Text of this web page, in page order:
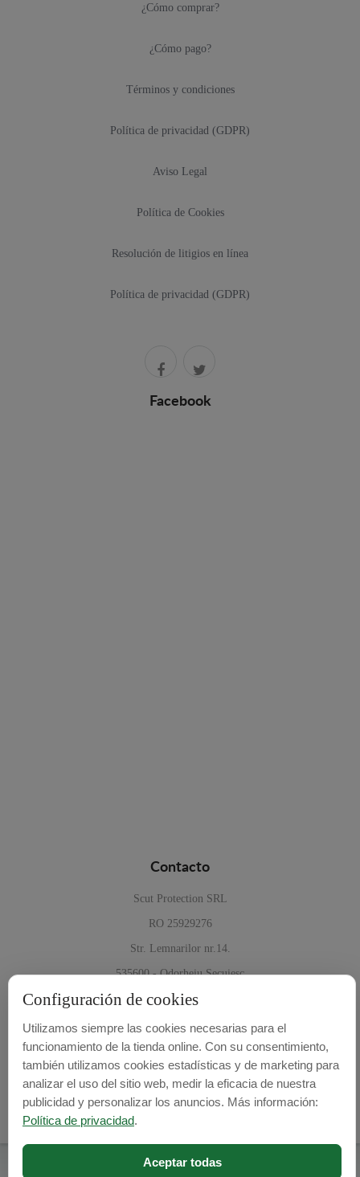
¿Cómo comprar?
¿Cómo pago?
Términos y condiciones
Política de privacidad (GDPR)
Aviso Legal
Política de Cookies
Resolución de litigios en línea
Política de privacidad (GDPR)
Facebook
Contacto
Scut Protection SRL
RO 25929276
Str. Lemnarilor nr.14.
535600 - Odorheiu Secuiesc
Harghita, Romania
E-mail: info@cubrecarter.com
Site: www.cubrecarter.com
Configuración de cookies
Utilizamos siempre las cookies necesarias para el
funcionamiento de la tienda online. Con su consentimiento,
también utilizamos cookies estadísticas y de marketing para
analizar el uso del sitio web, medir la eficacia de nuestra
publicidad y personalizar los anuncios. Más información:
Política de privacidad.
Aceptar todas